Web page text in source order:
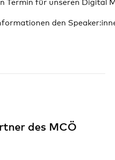
Termin für unseren Digital
den
des MCÖ